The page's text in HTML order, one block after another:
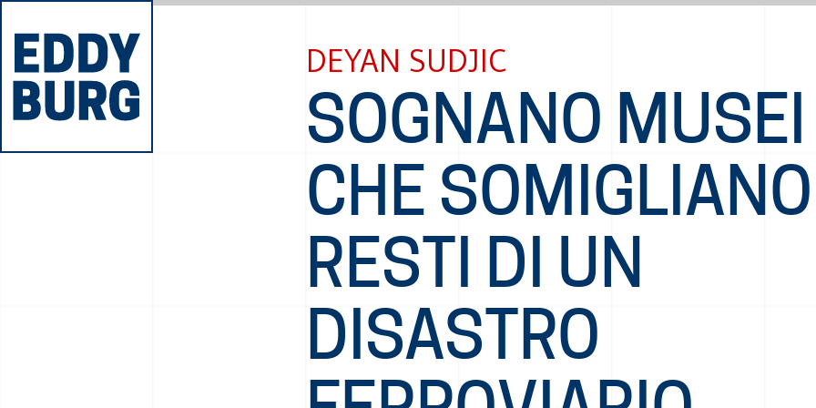
DEYAN SUDJIC
SOGNANO MUSEI
CHE
RESTI DI UN
DISASTRO